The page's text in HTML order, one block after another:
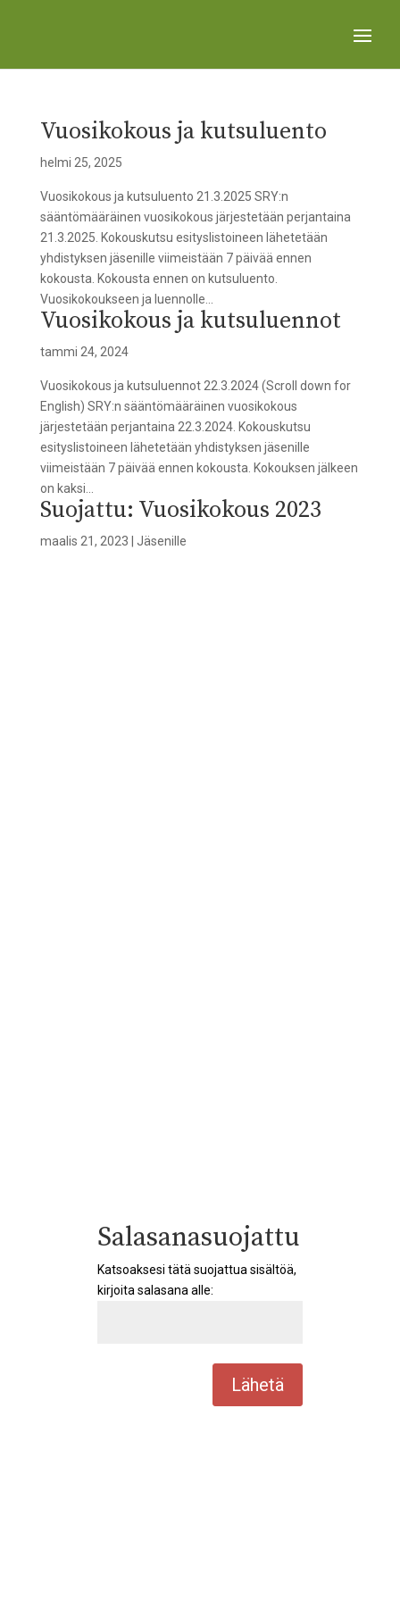
Vuosikokous ja kutsuluento
helmi 25, 2025
Vuosikokous ja kutsuluento 21.3.2025 SRY:n
sääntömääräinen vuosikokous järjestetään perjantaina
21.3.2025. Kokouskutsu esityslistoineen lähetetään
yhdistyksen jäsenille viimeistään 7 päivää ennen
kokousta. Kokousta ennen on kutsuluento.
Vuosikokoukseen ja luennolle...
Vuosikokous ja kutsuluennot
tammi 24, 2024
Vuosikokous ja kutsuluennot 22.3.2024 (Scroll down for
English) SRY:n sääntömääräinen vuosikokous
järjestetään perjantaina 22.3.2024. Kokouskutsu
esityslistoineen lähetetään yhdistyksen jäsenille
viimeistään 7 päivää ennen kokousta. Kokouksen jälkeen
on kaksi...
Suojattu: Vuosikokous 2023
maalis 21, 2023 Jäsenille
Salasanasuojattu
Katsoaksesi tätä suojattua sisältöä,
kirjoita salasana alle:
Lähetä